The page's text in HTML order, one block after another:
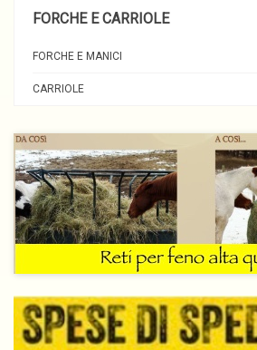
FORCHE E CARRIOLE
FORCHE E MANICI
CARRIOLE